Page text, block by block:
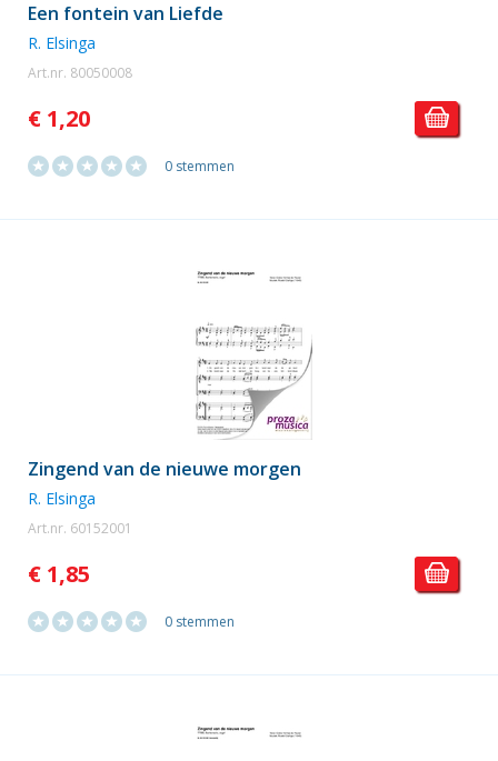
Een fontein van Liefde
R. Elsinga
Art.nr. 80050008
€ 1,20
0 stemmen
Zingend van de nieuwe morgen
R. Elsinga
Art.nr. 60152001
€ 1,85
0 stemmen